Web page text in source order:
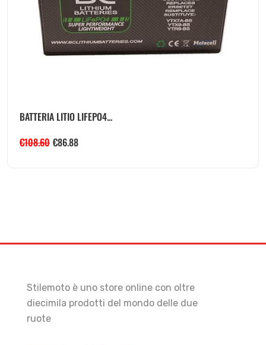
BATTERIA LITIO LIFEPO4...
€108.60 €86.88
Stilemoto è uno store online con oltre
diecimila prodotti del mondo delle due
ruote